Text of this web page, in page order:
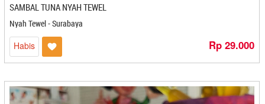
Rendang Magek - Yogyakarta
Rendang Mala - Payakumbuh
Rendang Uninam - Jakarta
Rendang Wo Sugi - Payakumbuh
Rengginag Kidal - Cirebon
Rengginang Kidal - Cirebon
Renggnang Kidal - Cirebon
SAMBAL TUNA NYAH TEWEL
Nyah Tewel - Surabaya
Habis Rp 29.000